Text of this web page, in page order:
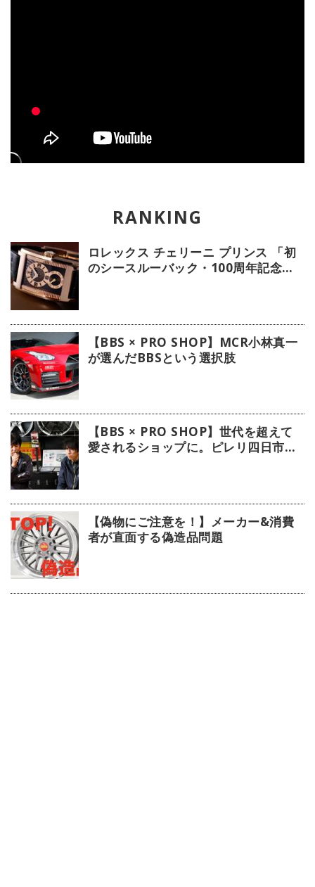
ロレックス チェリーニ プリンス 「初
のシースルーバック・100周年記念モ
【BBS × PRO SHOP】MCR小林真一
が選んだBBSという選択肢
【BBS × PRO SHOP】世代を超えて
愛されるショップに。ピレリ四日市タ
【偽物にご注意を！】メーカー&消費
者が直面する偽造品問題